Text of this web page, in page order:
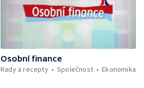
Osobní finance
Rady a recepty
Společnost Ekonomika